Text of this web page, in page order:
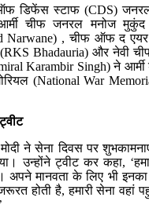
डिफेंस स्‍टाफ (CDS) जनरल
चीफ जनरल मनोज मुकुंद
Narwane) , चीफ ऑफ द एयर
Bhadauria) और नेवी
Karambir Singh) ने
(National War
मोदी ने सेना दिवस पर
उन्‍होंने ट्वीट कर कहा,
अपने मानवता के लिए भी
होती है, हमारी सेना वहां